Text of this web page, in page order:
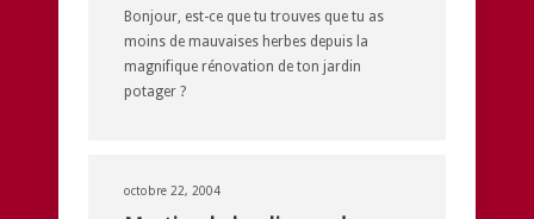
Bonjour, est-ce que tu trouves que tu as
moins de mauvaises herbes depuis la
magnifique rénovation de ton jardin
potager ?
octobre 22, 2004